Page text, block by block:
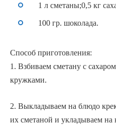
1 л сметаны;0,5 кг
100 гр. шоколада.
Способ приготовления:
1. Взбиваем сметану с
кружками.
2. Выкладываем на блюдо
их сметаной и укладываем